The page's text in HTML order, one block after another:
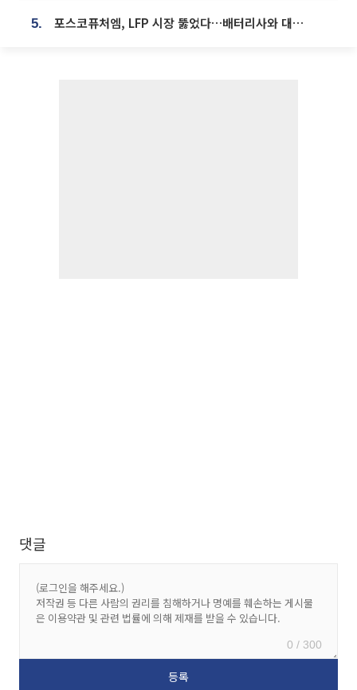
5. 포스코퓨처엠, LFP 시장 뚫었다…배터리사와 대규모 장기 공급 합의
댓글
0 / 300